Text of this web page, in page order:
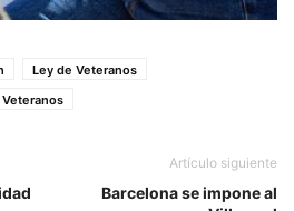
Ley de Veteranos
Veteranos
Artículo siguiente
Barcelona se impone al